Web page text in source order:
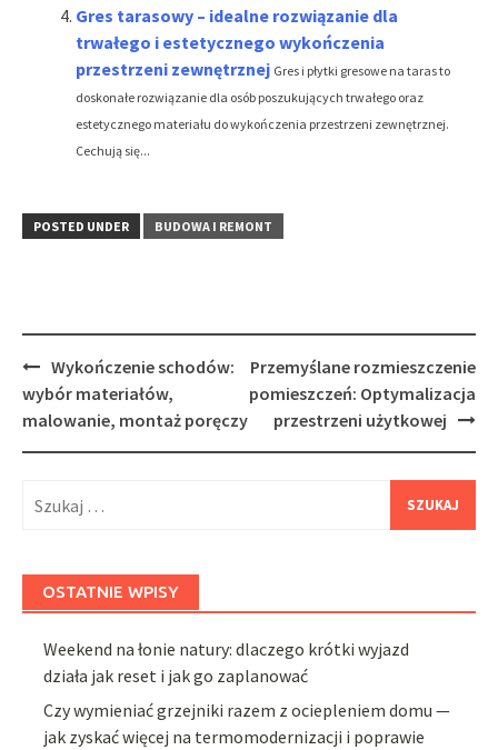
Gres tarasowy – idealne rozwiązanie dla
trwałego i estetycznego wykończenia
przestrzeni zewnętrznej Gres i płytki gresowe na taras to
doskonałe rozwiązanie dla osób poszukujących trwałego oraz
estetycznego materiału do wykończenia przestrzeni zewnętrznej.
Cechują się...
POSTED UNDER BUDOWA I REMONT
Post
navigation
Wykończenie schodów:
wybór materiałów,
malowanie, montaż poręczy
Przemyślane rozmieszczenie
pomieszczeń: Optymalizacja
przestrzeni użytkowej
OSTATNIE WPISY
Weekend na łonie natury: dlaczego krótki wyjazd
działa jak reset i jak go zaplanować
Czy wymieniać grzejniki razem z ociepleniem domu —
jak zyskać więcej na termomodernizacji i poprawie